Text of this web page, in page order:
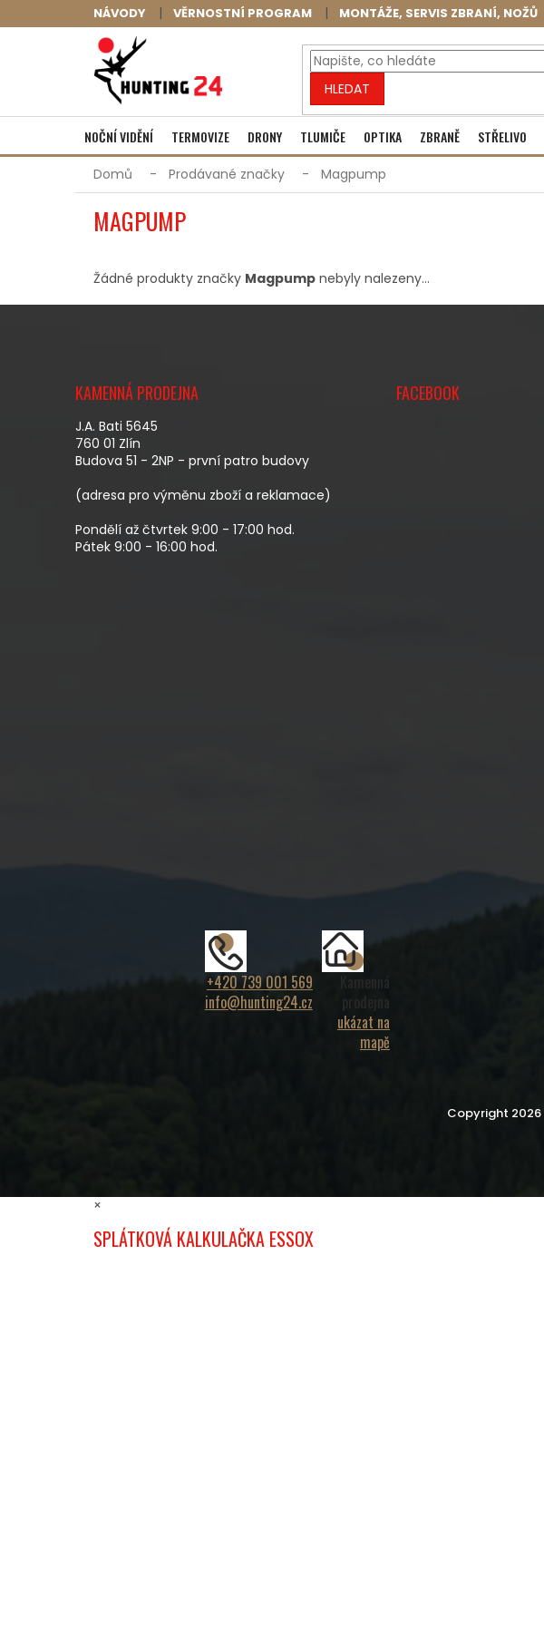
na
NÁVODY VĚRNOSTNÍ PROGRAM MONTÁŽE, SERVIS ZBRANÍ, NOŽŮ
HLEDAT
NOČNÍ VIDĚNÍ TERMOVIZE DRONY TLUMIČE OPTIKA ZBRANĚ STŘELIVO
Domů Prodávané značky Magpump
MAGPUMP
Žádné produkty značky Magpump nebyly nalezeny...
KAMENNÁ PRODEJNA
J.A. Bati 5645
760 01 Zlín
Budova 51 - 2NP - první patro budovy
(adresa pro výměnu zboží a reklamace)
Pondělí až čtvrtek 9:00 - 17:00 hod.
Pátek 9:00 - 16:00 hod.
FACEBOOK
+420 739 001 569
info@hunting24.cz
Kamenná
prodejna
ukázat na
mapě
Copyright 2026
×
SPLÁTKOVÁ KALKULAČKA ESSOX